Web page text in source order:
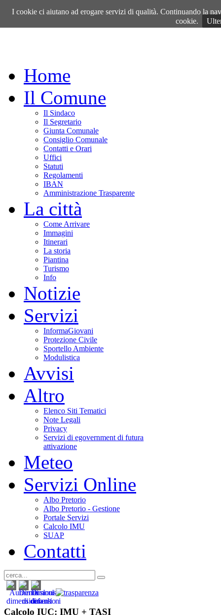
Sabato, 08 Agosto 2026
Home
Il Comune
Il Sindaco
Il Segretario
Giunta Comunale
Consiglio Comunale
Contatti e Orari
Uffici
Statuti
Regolamenti
IBAN
Amministrazione Trasparente
La città
Come Arrivare
Immagini
Itinerari
La storia
Piantina
Turismo
Info
Notizie
Servizi
InformaGiovani
Protezione Civile
Sportello Ambiente
Modulistica
Avvisi
Altro
Elenco Siti Tematici
Note Legali
Privacy
Servizi di egovernment di futura
attivazione
Meteo
Servizi Online
Albo Pretorio
Albo Pretorio - Gestione
Portale Servizi
Calcolo IMU
SUAP
Contatti
Calcolo IUC: IMU + TASI
I cookie ci aiutano ad erogare servizi di qualità. Continuando la
cookie.